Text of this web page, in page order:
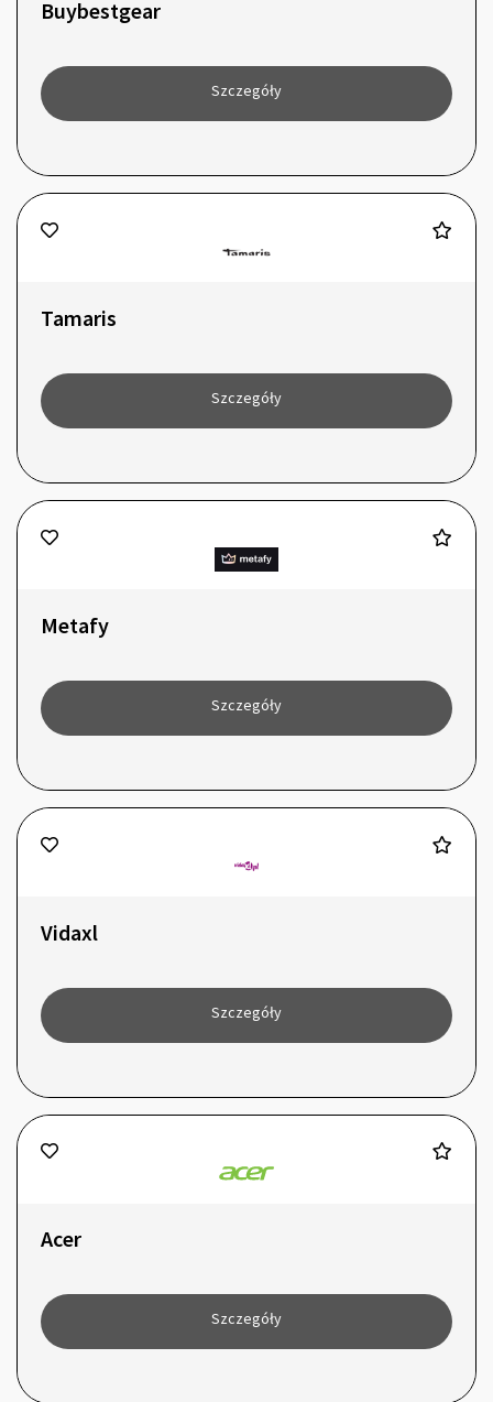
Buybestgear
Szczegóły
Tamaris
Szczegóły
Metafy
Szczegóły
Vidaxl
Szczegóły
Acer
Szczegóły